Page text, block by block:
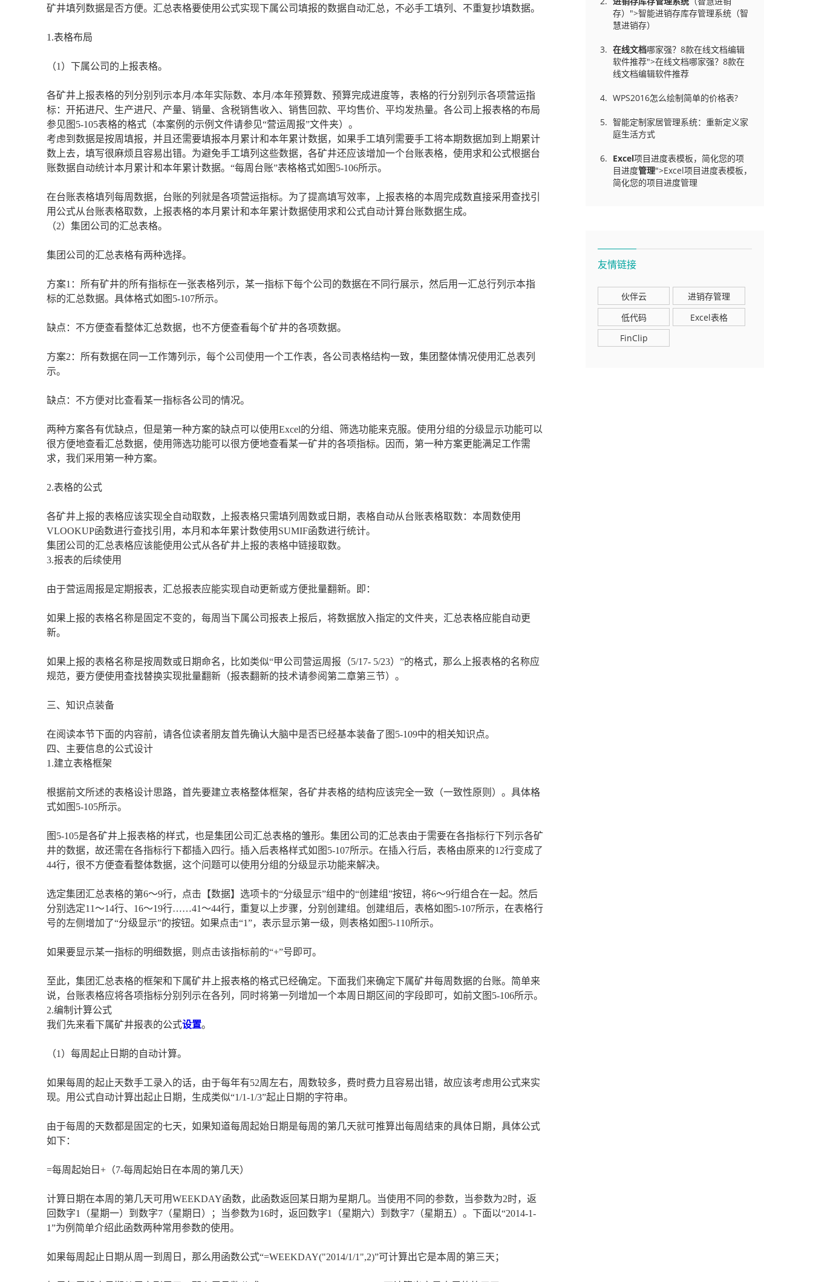
矿井填列数据是否方便。汇总表格要使用公式实现下属公司填报的数据自动汇总，不必手工填列、不重复抄填数据。
1.表格布局
（1）下属公司的上报表格。
各矿井上报表格的列分别列示本月/本年实际数、本月/本年预算数、预算完成进度等，表格的行分别列示各项营运指
标：开拓进尺、生产进尺、产量、销量、含税销售收入、销售回款、平均售价、平均发热量。各公司上报表格的布局
参见图5-105表格的格式（本案例的示例文件请参见“营运周报”文件夹）。
考虑到数据是按周填报，并且还需要填报本月累计和本年累计数据，如果手工填列需要手工将本期数据加到上期累计
数上去，填写很麻烦且容易出错。为避免手工填列这些数据，各矿井还应该增加一个台账表格，使用求和公式根据台
账数据自动统计本月累计和本年累计数据。“每周台账”表格格式如图5-106所示。
在台账表格填列每周数据，台账的列就是各项营运指标。为了提高填写效率，上报表格的本周完成数直接采用查找引
用公式从台账表格取数，上报表格的本月累计和本年累计数据使用求和公式自动计算台账数据生成。
（2）集团公司的汇总表格。
集团公司的汇总表格有两种选择。
方案1：所有矿井的所有指标在一张表格列示，某一指标下每个公司的数据在不同行展示，然后用一汇总行列示本指
标的汇总数据。具体格式如图5-107所示。
缺点：不方便查看整体汇总数据，也不方便查看每个矿井的各项数据。
方案2：所有数据在同一工作簿列示，每个公司使用一个工作表，各公司表格结构一致，集团整体情况使用汇总表列
示。
缺点：不方便对比查看某一指标各公司的情况。
两种方案各有优缺点，但是第一种方案的缺点可以使用Excel的分组、筛选功能来克服。使用分组的分级显示功能可以
很方便地查看汇总数据，使用筛选功能可以很方便地查看某一矿井的各项指标。因而，第一种方案更能满足工作需
求，我们采用第一种方案。
2.表格的公式
各矿井上报的表格应该实现全自动取数，上报表格只需填列周数或日期，表格自动从台账表格取数：本周数使用
VLOOKUP函数进行查找引用，本月和本年累计数使用SUMIF函数进行统计。
集团公司的汇总表格应该能使用公式从各矿井上报的表格中链接取数。
3.报表的后续使用
由于营运周报是定期报表，汇总报表应能实现自动更新或方便批量翻新。即：
如果上报的表格名称是固定不变的，每周当下属公司报表上报后，将数据放入指定的文件夹，汇总表格应能自动更
新。
如果上报的表格名称是按周数或日期命名，比如类似“甲公司营运周报（5/17- 5/23）”的格式，那么上报表格的名称应
规范，要方便使用查找替换实现批量翻新（报表翻新的技术请参阅第二章第三节）。
三、知识点装备
在阅读本节下面的内容前，请各位读者朋友首先确认大脑中是否已经基本装备了图5-109中的相关知识点。
四、主要信息的公式设计
1.建立表格框架
根据前文所述的表格设计思路，首先要建立表格整体框架，各矿井表格的结构应该完全一致（一致性原则）。具体格
式如图5-105所示。
图5-105是各矿井上报表格的样式，也是集团公司汇总表格的雏形。集团公司的汇总表由于需要在各指标行下列示各矿
井的数据，故还需在各指标行下都插入四行。插入后表格样式如图5-107所示。在插入行后，表格由原来的12行变成了
44行，很不方便查看整体数据，这个问题可以使用分组的分级显示功能来解决。
选定集团汇总表格的第6～9行，点击【数据】选项卡的“分级显示”组中的“创建组”按钮，将6～9行组合在一起。然后
分别选定11～14行、16～19行……41～44行，重复以上步骤，分别创建组。创建组后，表格如图5-107所示，在表格行
号的左侧增加了“分级显示”的按钮。如果点击“1”，表示显示第一级，则表格如图5-110所示。
如果要显示某一指标的明细数据，则点击该指标前的“+”号即可。
至此，集团汇总表格的框架和下属矿井上报表格的格式已经确定。下面我们来确定下属矿井每周数据的台账。简单来
说，台账表格应将各项指标分别列示在各列，同时将第一列增加一个本周日期区间的字段即可，如前文图5-106所示。
2.编制计算公式
我们先来看下属矿井报表的公式设置。
（1）每周起止日期的自动计算。
如果每周的起止天数手工录入的话，由于每年有52周左右，周数较多，费时费力且容易出错，故应该考虑用公式来实
现。用公式自动计算出起止日期，生成类似“1/1-1/3”起止日期的字符串。
由于每周的天数都是固定的七天，如果知道每周起始日期是每周的第几天就可推算出每周结束的具体日期，具体公式
如下：
=每周起始日+（7-每周起始日在本周的第几天）
计算日期在本周的第几天可用WEEKDAY函数，此函数返回某日期为星期几。当使用不同的参数，当参数为2时，返
回数字1（星期一）到数字7（星期日）；当参数为16时，返回数字1（星期六）到数字7（星期五）。下面以“2014-1-
1”为例简单介绍此函数两种常用参数的使用。
如果每周起止日期从周一到周日，那么用函数公式“=WEEKDAY("2014/1/1",2)”可计算出它是本周的第三天；
存）">智能进销存库存管理系统（智
慧进销存）
在线文档哪家强？8款在线文档编辑
软件推荐">在线文档哪家强？8款在
线文档编辑软件推荐
WPS2016怎么绘制简单的价格表?
智能定制家居管理系统：重新定义家
庭生活方式
Excel项目进度表模板，简化您的项
目进度管理">Excel项目进度表模板，
简化您的项目进度管理
友情链接
伙伴云
进销存管理
低代码
Excel表格
FinClip